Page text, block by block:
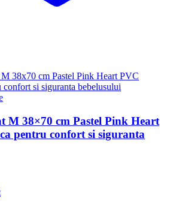
M 38×70 cm Pastel Pink Heart
pentru confort si siguranta